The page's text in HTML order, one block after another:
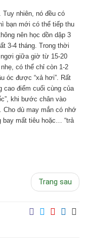
nhiên, nó đều có
bạn mới có thể tiếp thu
nên học dồn dập 3
3-4 tháng. Trong thời
giữa giờ từ 15-20
có thể chỉ còn 1-2
óc được “xả hơi”. Rất
cao điểm cuối cùng của
khi bước chân vào
Cho dù may mắn có nhớ
bay mất tiêu hoặc… “trả
Trang sau